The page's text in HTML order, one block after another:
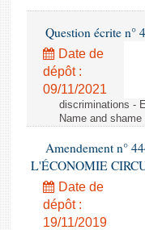
Question écrite n°
Date de
dépôt :
09/11/2021
discriminations -
Name and shame
Amendement n°
L'ÉCONOMIE
Date de
dépôt :
19/11/2019